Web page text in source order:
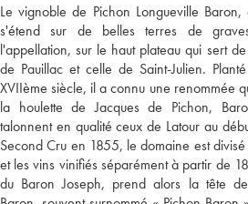
Le vignoble de Pichon Longueville
s'étend sur de belles terres de
l'appellation, sur le haut plateau qui sert
de Pauillac et celle de Saint-Julien.
XVIIème siècle, il a connu une renommée
la houlette de Jacques de Pichon,
talonnent en qualité ceux de Latour au
Second Cru en 1855, le domaine est
et les vins vinifiés séparément à partir de
du Baron Joseph, prend alors la tête